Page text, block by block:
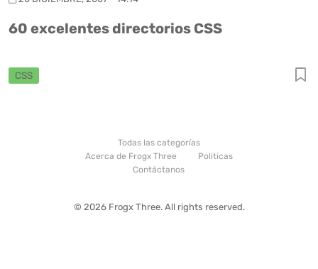
60 excelentes directorios CSS
CSS
Todas las categorías
Acerca de Frogx Three
Politicas
Contáctanos
© 2026 Frogx Three. All rights reserved.